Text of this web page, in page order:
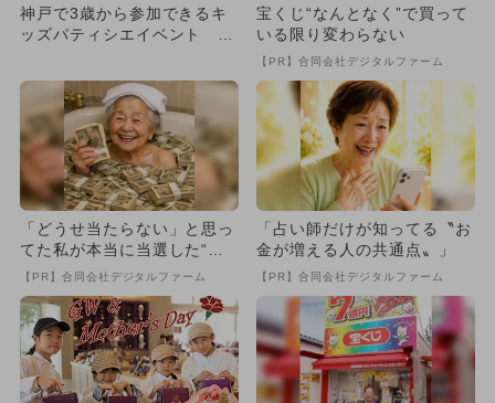
神戸で3歳から参加できるキ
ッズパティシエイベント X
宝くじ“なんとなく”で買って
いる限り変わらない
【PR】合同会社デジタルファーム
「どうせ当たらない」と思っ
てた私が本当に当選した“買
い方”がこれ
【PR】合同会社デジタルファーム
「占い師だけが知ってる〝お
金が増える人の共通点〟」
【PR】合同会社デジタルファーム